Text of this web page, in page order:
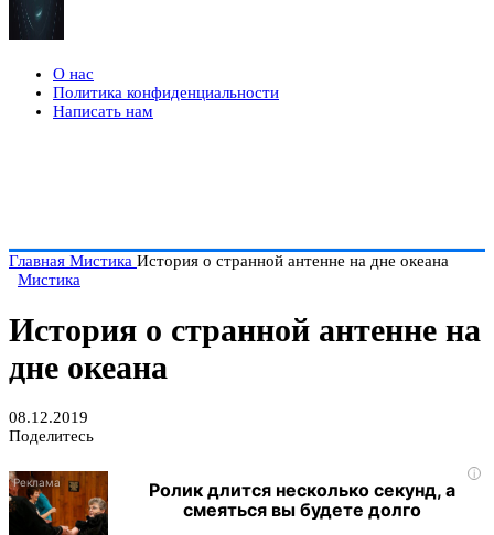
О нас
Политика конфиденциальности
Написать нам
Главная Мистика История о странной антенне на дне океана
Мистика
История о странной антенне на
дне океана
08.12.2019
Поделитесь
i
Ролик длится несколько секунд, а
смеяться вы будете долго